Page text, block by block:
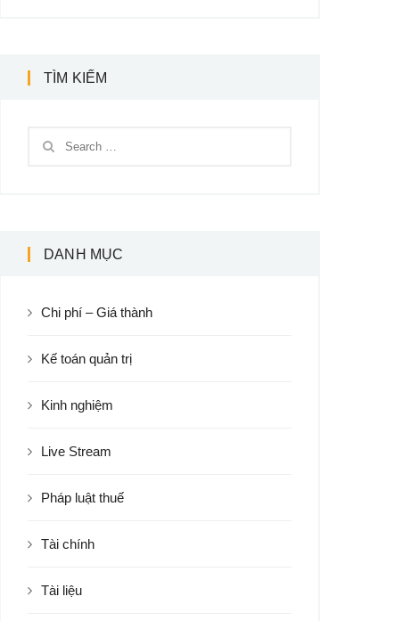
TÌM KIẾM
DANH MỤC
Chi phí – Giá thành
Kế toán quản trị
Kinh nghiệm
Live Stream
Pháp luật thuế
Tài chính
Tài liệu